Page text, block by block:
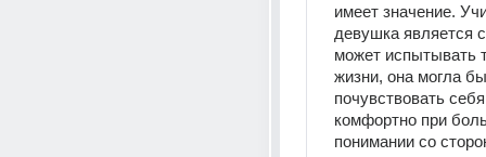
имеет значение.
девушка является
может испытывать
жизни, она могла бы
почувствовать
комфортно при
понимании со